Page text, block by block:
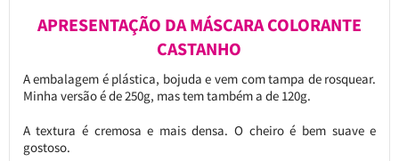
APRESENTAÇÃO DA MÁSCARA COLORANTE
CASTANHO
A embalagem é plástica, bojuda e vem com tampa de rosquear.
Minha versão é de 250g, mas tem também a de 120g.
A textura é cremosa e mais densa. O cheiro é bem suave e
gostoso.